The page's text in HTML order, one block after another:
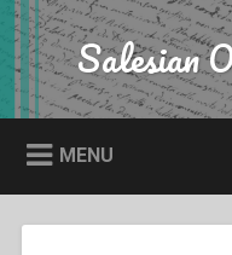
Skip
to
content
Search Salesian
MENU